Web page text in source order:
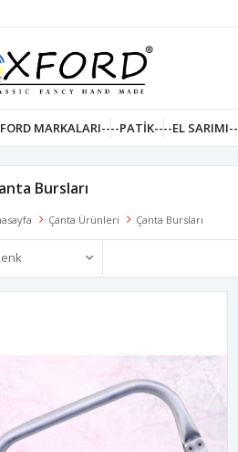
MARKALARI----PATIK----EL SARIMI--
Bursları
Çanta Ürünleri Çanta Bursları